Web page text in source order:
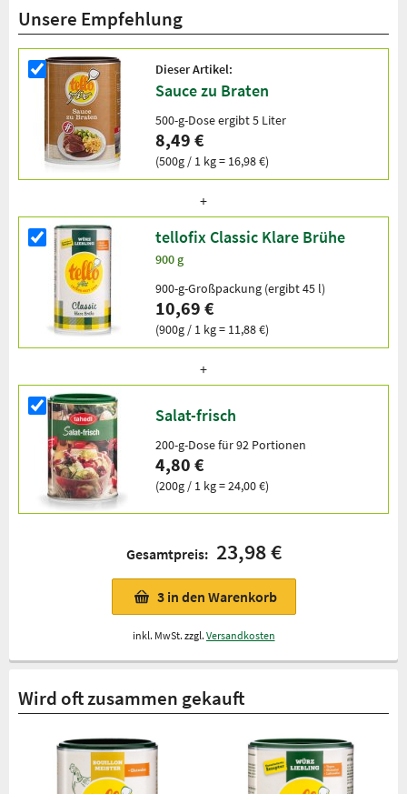
Unsere Empfehlung
Dieser Artikel:
Sauce zu Braten
500-g-Dose ergibt 5 Liter
8,49 €
(500g / 1 kg = 16,98 €)
tellofix Classic Klare Brühe
900 g
900-g-Großpackung (ergibt 45 l)
10,69 €
(900g / 1 kg = 11,88 €)
Salat-frisch
200-g-Dose für 92 Portionen
4,80 €
(200g / 1 kg = 24,00 €)
Gesamtpreis: 23,98 €
3 in den Warenkorb
inkl. MwSt. zzgl. Versandkosten
Wird oft zusammen gekauft